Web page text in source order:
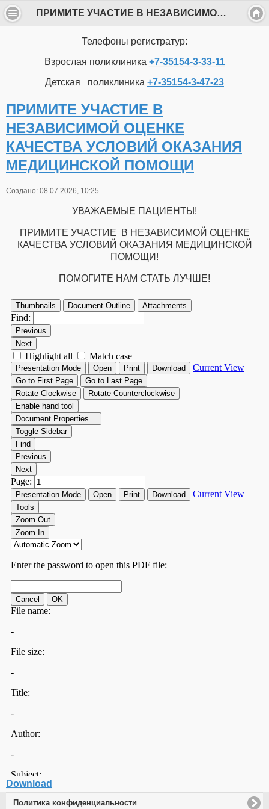
ПРИМИТЕ УЧАСТИЕ В НЕЗАВИСИМОЙ ОЦЕНКЕ КАЧЕСТВА УСЛОВИЙ ОКАЗАНИЯ МЕДИЦИНСКОЙ ПОМОЩИ
Телефоны регистратур:
Взрослая поликлиника +7-35154-3-33-11
Детская поликлиника +7-35154-3-47-23
ПРИМИТЕ УЧАСТИЕ В
НЕЗАВИСИМОЙ ОЦЕНКЕ
КАЧЕСТВА УСЛОВИЙ ОКАЗАНИЯ
МЕДИЦИНСКОЙ ПОМОЩИ
Создано: 08.07.2026, 10:25
УВАЖАЕМЫЕ ПАЦИЕНТЫ!
ПРИМИТЕ УЧАСТИЕ В НЕЗАВИСИМОЙ ОЦЕНКЕ
КАЧЕСТВА УСЛОВИЙ ОКАЗАНИЯ МЕДИЦИНСКОЙ
ПОМОЩИ!
ПОМОГИТЕ НАМ СТАТЬ ЛУЧШЕ!
Download
Политика конфиденциальности